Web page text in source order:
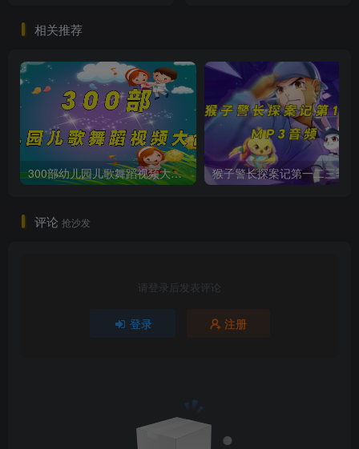
相关推荐
300部幼儿园儿歌舞蹈视频大合集
评论 抢沙发
请登录后发表评论
登录 注册